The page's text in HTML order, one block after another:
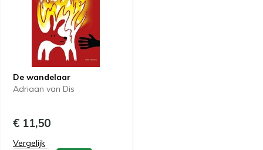
De wandelaar
Adriaan van Dis
€ 11,50
Vergelijk